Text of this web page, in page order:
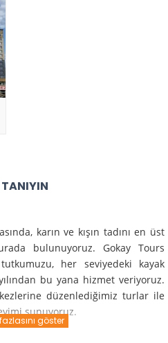
karın ve kışın tadını en üst
bulunuyoruz. Gokay Tours
her seviyedeki kayak
bu yana hizmet veriyoruz.
düzenlediğimiz turlar ile
sunuyoruz.